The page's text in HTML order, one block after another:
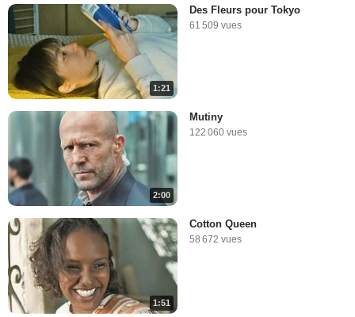
1:21
Des Fleurs pour Tokyo
61 509 vues
2:00
Mutiny
122 060 vues
1:51
Cotton Queen
58 672 vues